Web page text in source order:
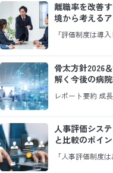
離職率を改善
境から考える
「評価制度は導
骨太方針2026
解く今後の病
レポート要約 成
人事評価シス
と比較のポイ
「人事評価制度